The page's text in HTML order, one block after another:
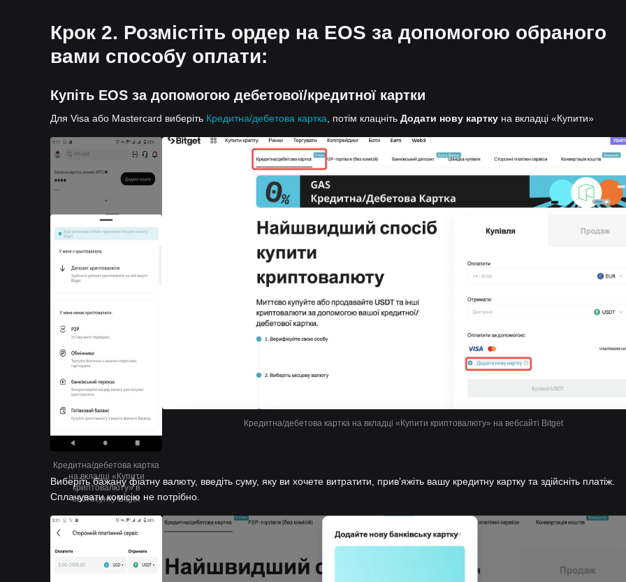
Крок 2. Розмістіть ордер на EOS за допомогою обраного
вами способу оплати:
Купіть EOS за допомогою дебетової/кредитної картки
Для Visa або Mastercard виберіть Кредитна/дебетова картка , потім клацніть Додати нову картку на вкладці «Купити»
Кредитна/дебетова картка
на вкладці «Купити
криптовалюту» в
застосунку Bitget
Кредитна/дебетова картка на вкладці «Купити криптовалюту» на вебсайті Bitget
Виберіть бажану фіатну валюту, введіть суму, яку ви хочете витратити, привʼяжіть вашу кредитну картку та здійсніть платіж.
Сплачувати комісію не потрібно.